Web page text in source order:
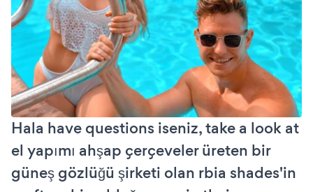
Hala have questions iseniz, take a look at
el yapımı ahşap çerçeveler üreten bir
güneş gözlüğü şirketi olan rbia shades'in